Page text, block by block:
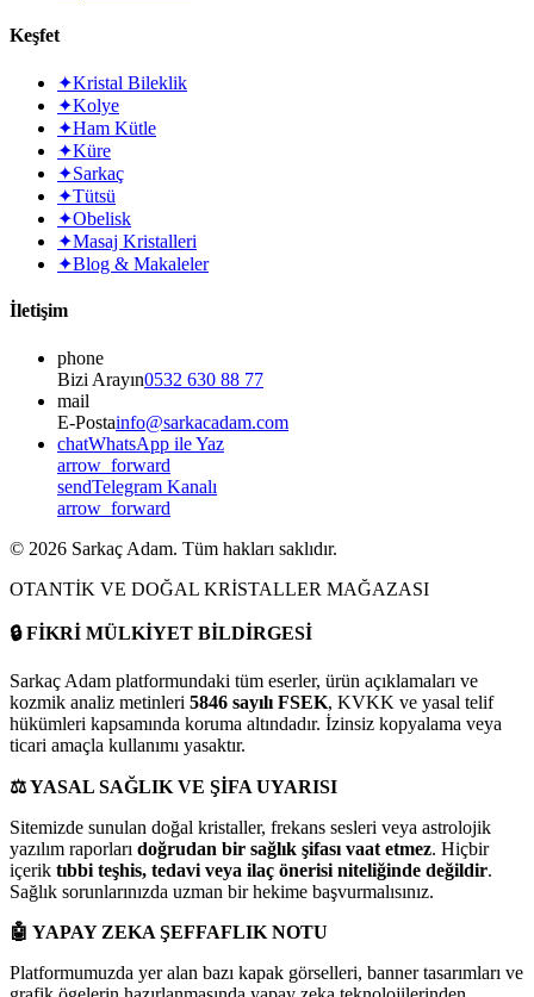
Keşfet
✦Kristal Bileklik
✦Kolye
✦Ham Kütle
✦Küre
✦Sarkaç
✦Tütsü
✦Obelisk
✦Masaj Kristalleri
✦Blog & Makaleler
İletişim
phone
Bizi Arayın0532 630 88 77
mail
E-Postainfo@sarkacadam.com
chatWhatsApp ile Yaz
arrow_forward
sendTelegram Kanalı
arrow_forward
© 2026 Sarkaç Adam. Tüm hakları saklıdır.
OTANTİK VE DOĞAL KRİSTALLER MAĞAZASI
🔒FİKRİ MÜLKİYET BİLDİRGESİ
Sarkaç Adam platformundaki tüm eserler, ürün açıklamaları ve
kozmik analiz metinleri 5846 sayılı FSEK, KVKK ve yasal telif
hükümleri kapsamında koruma altındadır. İzinsiz kopyalama veya
ticari amaçla kullanımı yasaktır.
⚖️YASAL SAĞLIK VE ŞİFA UYARISI
Sitemizde sunulan doğal kristaller, frekans sesleri veya astrolojik
yazılım raporları doğrudan bir sağlık şifası vaat etmez. Hiçbir
içerik tıbbi teşhis, tedavi veya ilaç önerisi niteliğinde değildir.
Sağlık sorunlarınızda uzman bir hekime başvurmalısınız.
🤖 YAPAY ZEKA ŞEFFAFLIK NOTU
Platformumuzda yer alan bazı kapak görselleri, banner tasarımları ve